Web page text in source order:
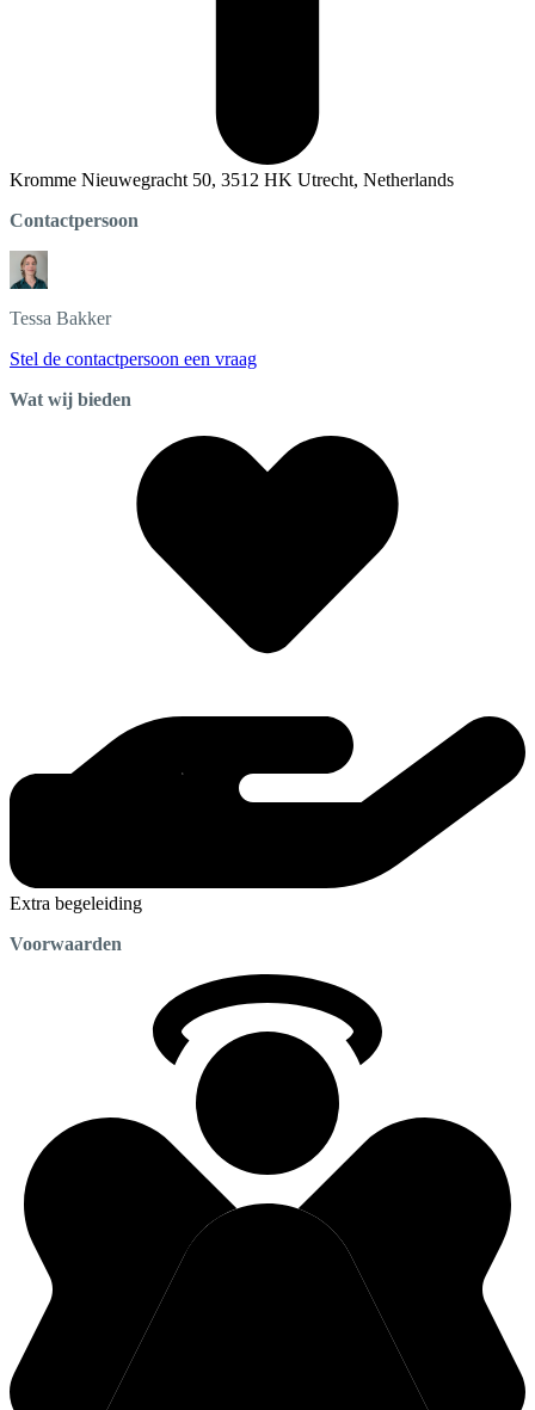
Kromme Nieuwegracht 50, 3512 HK Utrecht, Netherlands
Contactpersoon
Tessa Bakker
Stel de contactpersoon een vraag
Wat wij bieden
Extra begeleiding
Voorwaarden